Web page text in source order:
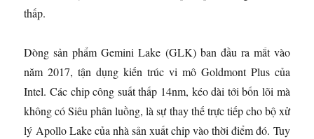
thấp.
Dòng sản phẩm Gemini Lake (GLK) ban đầu ra mắt vào
năm 2017, tận dụng kiến ​​trúc vi mô Goldmont Plus của
Intel. Các chip công suất thấp 14nm, kéo dài tới bốn lõi mà
không có Siêu phân luồng, là sự thay thế trực tiếp cho bộ xử
lý Apollo Lake của nhà sản xuất chip vào thời điểm đó. Tuy